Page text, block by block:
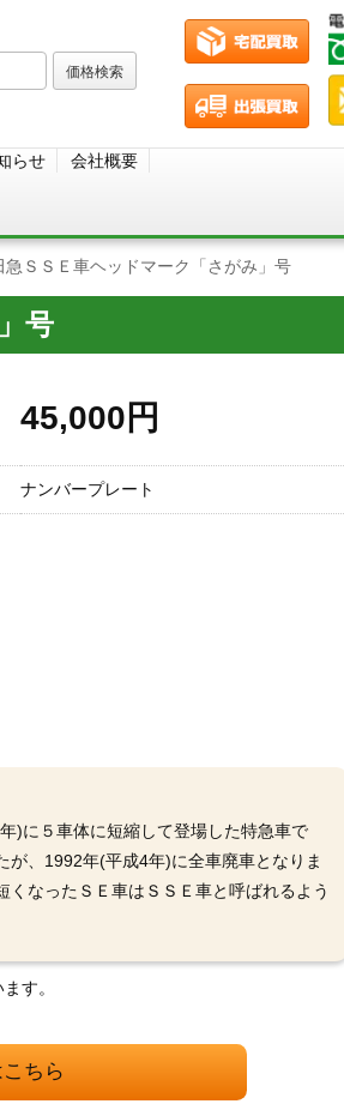
らせ 会社概要
急ＳＳＥ車ヘッドマーク「さがみ」号
号
45,000円
ナンバープレート
)に５車体に短縮して登場した特急車で
、1992年(平成4年)に全車廃車となりま
なったＳＥ車はＳＳＥ車と呼ばれるよう
す。
ちら